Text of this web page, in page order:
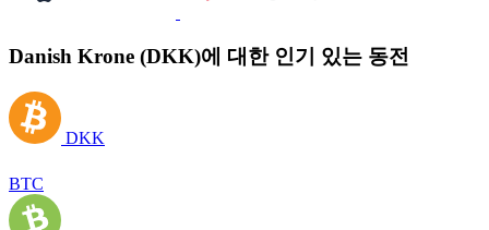
Danish Krone (DKK)에 대한 인기 있는 동전
DKK
BTC